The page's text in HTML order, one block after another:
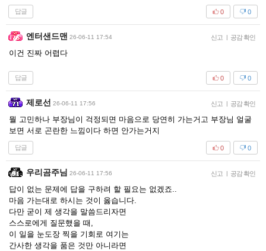
답글 0
0
엔터샌드맨 26-06-11 17:54 신고 공감 확인
이건 진짜 어렵다
답글 0
0
제로선 26-06-11 17:56 신고 공감 확인
뭘 고민하나 부장님이 걱정되면 마음으로 당연히 가는거고 부장님 얼굴
보면 서로 곤란한 느낌이다 하면 안가는거지
답글 0
0
우리곰주님 26-06-11 17:56 신고 공감 확인
답이 없는 문제에 답을 구하려 할 필요는 없겠죠..
마음 가는대로 하시는 것이 옳습니다.
다만 굳이 제 생각을 말씀드리자면
스스로에게 질문했을 때,
이 일을 눈도장 찍을 기회로 여기는
간사한 생각을 품은 것만 아니라면